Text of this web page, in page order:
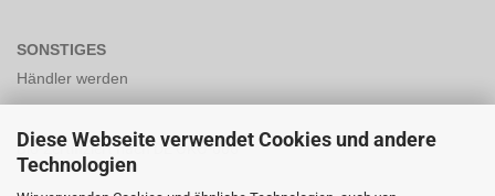
Diese Webseite verwendet Cookies und andere
Technologien
SONSTIGES
Händler werden
Bio-Zertifiziert nach DE ÖKO-006